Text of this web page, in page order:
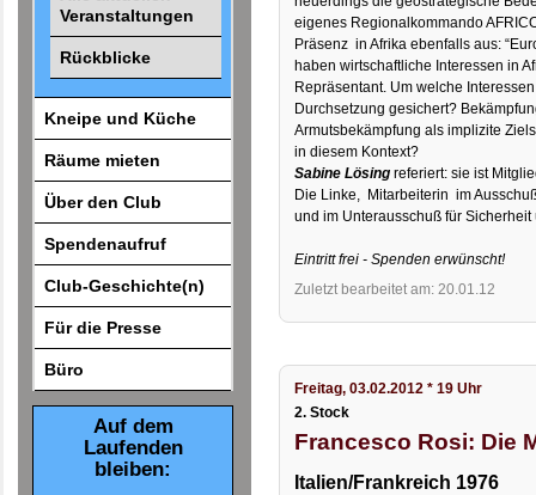
Veranstaltungen
Rückblicke
Kneipe und Küche
Räume mieten
Über den Club
Spendenaufruf
Club-Geschichte(n)
Für die Presse
Büro
Auf dem
Laufenden
bleiben:
eigenes Regionalkommando
Präsenz in Afrika ebenfalls aus:
haben wirtschaftliche Interessen in
Repräsentant. Um welche
Durchsetzung gesichert?
Armutsbekämpfung als implizite
in diesem Kontext?
Sabine Lösing referiert: sie ist
Die Linke, Mitarbeiterin im
und im Unterausschuß für
Eintritt frei - Spenden erwünscht!
Zuletzt bearbeitet am: 20.01.12
Freitag, 03.02.2012 * 19 Uhr
2. Stock
Francesco Rosi: Die
Italien/Frankreich 1976